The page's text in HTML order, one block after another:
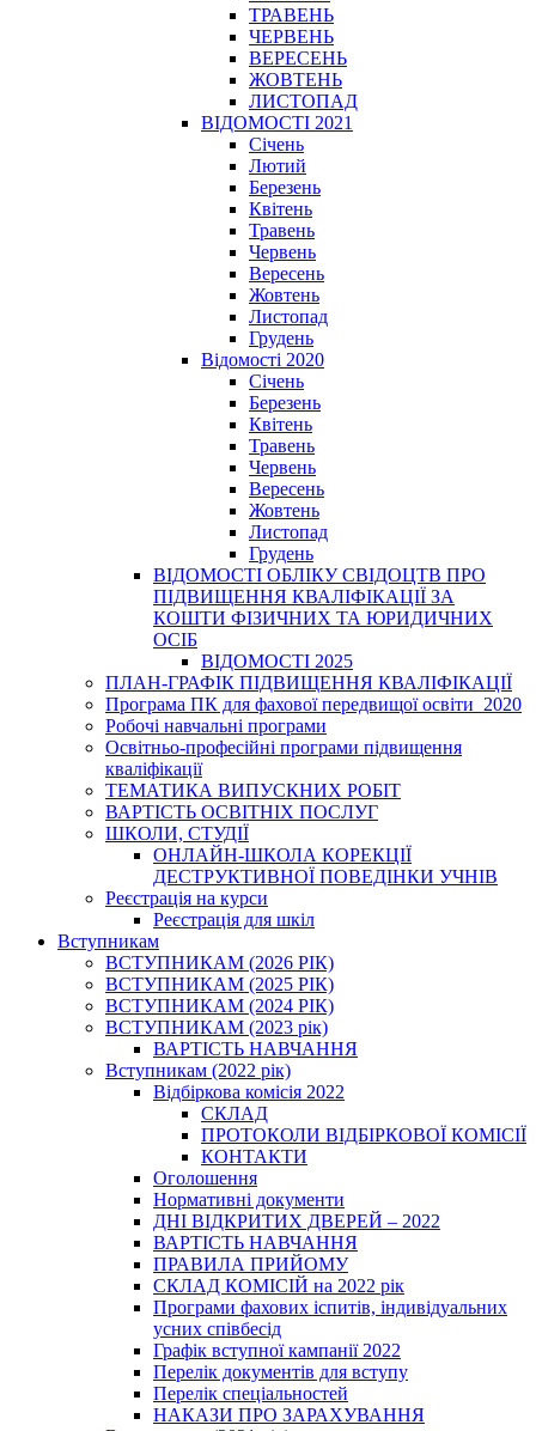
ТРАВЕНЬ
ЧЕРВЕНЬ
ВЕРЕСЕНЬ
ЖОВТЕНЬ
ЛИСТОПАД
ВІДОМОСТІ 2021
Січень
Лютий
Березень
Квітень
Травень
Червень
Вересень
Жовтень
Листопад
Грудень
Відомості 2020
Січень
Березень
Квітень
Травень
Червень
Вересень
Жовтень
Листопад
Грудень
ВІДОМОСТІ ОБЛІКУ СВІДОЦТВ ПРО
ПІДВИЩЕННЯ КВАЛІФІКАЦІЇ ЗА
КОШТИ ФІЗИЧНИХ ТА ЮРИДИЧНИХ
ОСІБ
ВІДОМОСТІ 2025
ПЛАН-ГРАФІК ПІДВИЩЕННЯ КВАЛІФІКАЦІЇ
Програма ПК для фахової передвищої освіти_2020
Робочі навчальні програми
Освітньо-професійні програми підвищення
кваліфікації
ТЕМАТИКА ВИПУСКНИХ РОБІТ
ВАРТІСТЬ ОСВІТНІХ ПОСЛУГ
ШКОЛИ, СТУДІЇ
ОНЛАЙН-ШКОЛА КОРЕКЦІЇ
ДЕСТРУКТИВНОЇ ПОВЕДІНКИ УЧНІВ
Реєстрація на курси
Реєстрація для шкіл
Вступникам
ВСТУПНИКАМ (2026 РІК)
ВСТУПНИКАМ (2025 РІК)
ВСТУПНИКАМ (2024 РІК)
ВСТУПНИКАМ (2023 рік)
ВАРТІСТЬ НАВЧАННЯ
Вступникам (2022 рік)
Відбіркова комісія 2022
СКЛАД
ПРОТОКОЛИ ВІДБІРКОВОЇ КОМІСІЇ
КОНТАКТИ
Оголошення
Нормативні документи
ДНІ ВІДКРИТИХ ДВЕРЕЙ – 2022
ВАРТІСТЬ НАВЧАННЯ
ПРАВИЛА ПРИЙОМУ
СКЛАД КОМІСІЙ на 2022 рік
Програми фахових іспитів, індивідуальних
усних співбесід
Графік вступної кампанії 2022
Перелік документів для вступу
Перелік спеціальностей
НАКАЗИ ПРО ЗАРАХУВАННЯ